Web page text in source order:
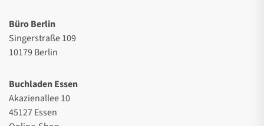
Büro Berlin
Singerstraße 109
10179 Berlin
Buchladen Essen
Akazienallee 10
45127 Essen